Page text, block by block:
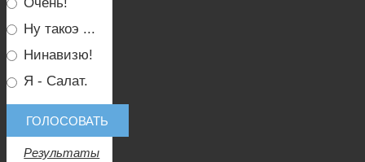
Ну такоэ ...
Нинавизю!
Я - Салат.
Результаты